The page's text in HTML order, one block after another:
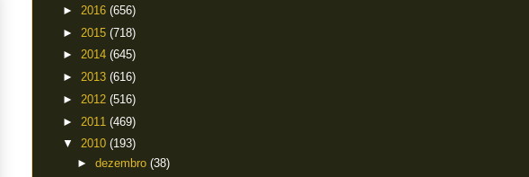
► 2016 (656)
► 2015 (718)
► 2014 (645)
► 2013 (616)
► 2012 (516)
► 2011 (469)
▼ 2010 (193)
► dezembro (38)